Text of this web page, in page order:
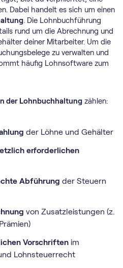
Dabei handelt es sich um einen
. Die Lohnbuchführung
rund um die Abrechnung und
deiner Mitarbeiter. Um die
zu verwalten und
häufig Lohnsoftware zum
der Lohnbuchhaltung zählen:
der Löhne und Gehälter
erforderlichen
Abführung der Steuern
von Zusatzleistungen (z.
Vorschriften im
Lohnsteuerrecht